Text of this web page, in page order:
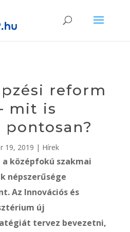
reform
mit is
19, 2019 | Hírek
középfokú szakmai
népszerűsége
Az Innovációs és
új
tervez bevezetni,